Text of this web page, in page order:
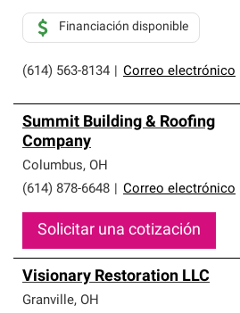
(614) 563-8134 Correo electrónico
Financiación disponible
Summit Building & Roofing
Company
Columbus, OH
(614) 878-6648
Correo electrónico
Solicitar una cotización
Visionary Restoration LLC
Granville, OH